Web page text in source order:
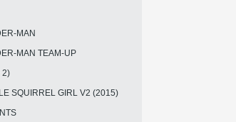
MAN
MAN TEAM-UP
2)
SQUIRREL GIRL V2 (2015)